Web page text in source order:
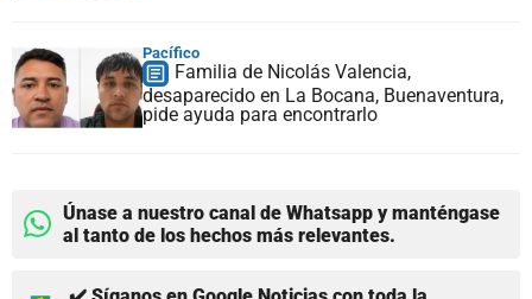
Pacífico
Familia de Nicolás Valencia,
desaparecido en La Bocana, Buenaventura,
pide ayuda para encontrarlo
Únase a nuestro canal de Whatsapp y manténgase
al tanto de los hechos más relevantes.